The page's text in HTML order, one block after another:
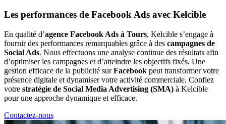
Les performances de Facebook Ads avec Kelcible
En qualité d’agence Facebook Ads à Tours, Kelcible s’engage à
fournir des performances remarquables grâce à des campagnes de
Social Ads. Nous effectuons une analyse continue des résultats afin
d’optimiser les campagnes et d’atteindre les objectifs fixés. Une
gestion efficace de la publicité surFacebook peut transformer votre
présence digitale et dynamiser votre activité commerciale. Confiez
votre stratégie de Social Media Advertising (SMA) à Kelcible
pour une approche dynamique et efficace.
Contactez-nous